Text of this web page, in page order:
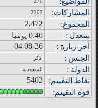
المشاركات:
2202
المجموع:
2,472
بمعدل :
0.40 يوميا
خر زيار ة :
04-08-26
الجنس :
ذكر
الدولة : السعودية
نقاط التقييم:
5402
قوة التقييم: